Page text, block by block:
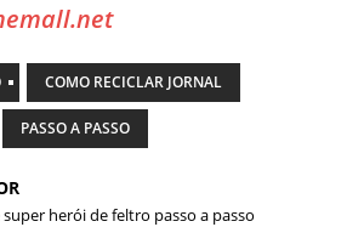
COMO RECICLAR JORNAL
PASSO A PASSO
super herói de feltro passo a passo